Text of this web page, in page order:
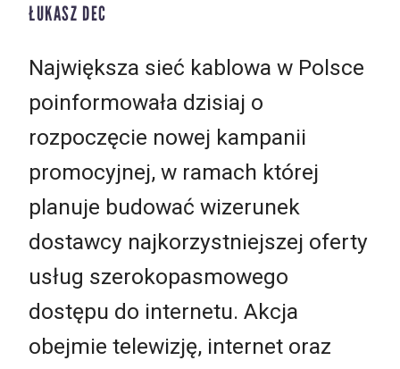
ŁUKASZ DEC
Największa sieć kablowa w Polsce
poinformowała dzisiaj o
rozpoczęcie nowej kampanii
promocyjnej, w ramach której
planuje budować wizerunek
dostawcy najkorzystniejszej oferty
usług szerokopasmowego
dostępu do internetu. Akcja
obejmie telewizję, internet oraz